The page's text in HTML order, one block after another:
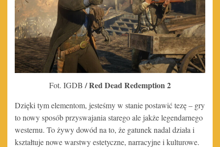
Fot. IGDB / Red Dead Redemption 2
Dzięki tym elementom, jesteśmy w stanie postawić tezę – gry
to nowy sposób przyswajania starego ale jakże legendarnego
westernu. To żywy dowód na to, że gatunek nadal działa i
kształtuje nowe warstwy estetyczne, narracyjne i kulturowe.